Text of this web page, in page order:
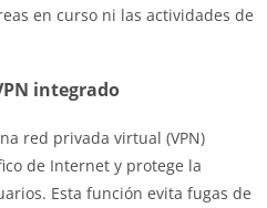
en curso ni las actividades de
integrado
red privada virtual (VPN)
de Internet y protege la
Esta función evita fugas de